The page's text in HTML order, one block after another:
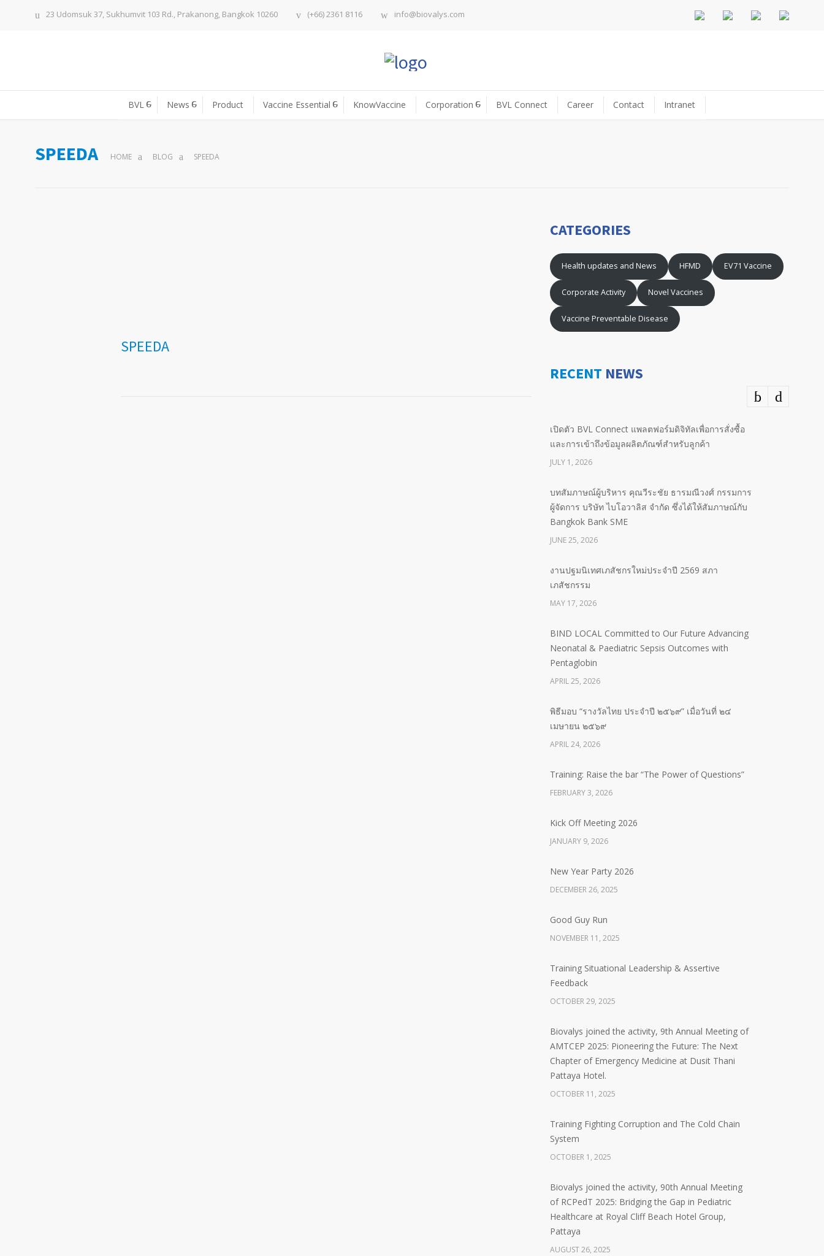
23 Udomsuk 37, Sukhumvit 103 Rd., Prakanong, Bangkok 10260 (+66) 2361 8116 info@biovalys.com
BVL News Product Vaccine Essential KnowVaccine Corporation BVL Connect Career Contact Intranet
SPEEDA HOME BLOG SPEEDA
SPEEDA
CATEGORIES
Health updates and News HFMD EV71 Vaccine
Corporate Activity Novel Vaccines
Vaccine Preventable Disease
RECENT NEWS
เปิดตัว BVL Connect แพลตฟอร์มดิจิทัลเพื่อการสั่งซื้อ
และการเข้าถึงข้อมูลผลิตภัณฑ์สำหรับลูกค้า
JULY 1, 2026
บทสัมภาษณ์ผู้บริหาร คุณวีระชัย ธารมณีวงศ์ กรรมการ
ผู้จัดการ บริษัท ไบโอวาลิส จำกัด ซึ่งได้ให้สัมภาษณ์กับ
Bangkok Bank SME
JUNE 25, 2026
งานปฐมนิเทศเภสัชกรใหม่ประจำปี 2569 สภา
เภสัชกรรม
MAY 17, 2026
BIND LOCAL Committed to Our Future Advancing
Neonatal & Paediatric Sepsis Outcomes with
Pentaglobin
APRIL 25, 2026
พิธีมอบ “รางวัลไทย ประจำปี ๒๕๖๙” เมื่อวันที่ ๒๔
เมษายน ๒๕๖๙
APRIL 24, 2026
Training: Raise the bar “The Power of Questions”
FEBRUARY 3, 2026
Kick Off Meeting 2026
JANUARY 9, 2026
New Year Party 2026
DECEMBER 26, 2025
Good Guy Run
NOVEMBER 11, 2025
Training Situational Leadership & Assertive
Feedback
OCTOBER 29, 2025
Biovalys joined the activity, 9th Annual Meeting of
AMTCEP 2025: Pioneering the Future: The Next
Chapter of Emergency Medicine at Dusit Thani
Pattaya Hotel.
OCTOBER 11, 2025
Training Fighting Corruption and The Cold Chain
System
OCTOBER 1, 2025
Biovalys joined the activity, 90th Annual Meeting
of RCPedT 2025: Bridging the Gap in Pediatric
Healthcare at Royal Cliff Beach Hotel Group,
Pattaya
AUGUST 26, 2025